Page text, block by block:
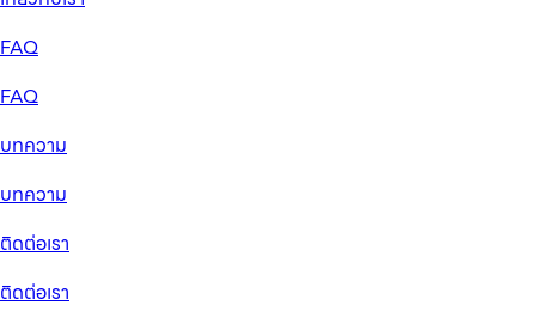
FAQ
FAQ
บทความ
บทความ
ติดต่อเรา
ติดต่อเรา